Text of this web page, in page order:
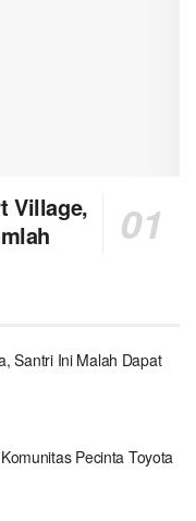
Village,
Santri Ini Malah Dapat
Pecinta Toyota